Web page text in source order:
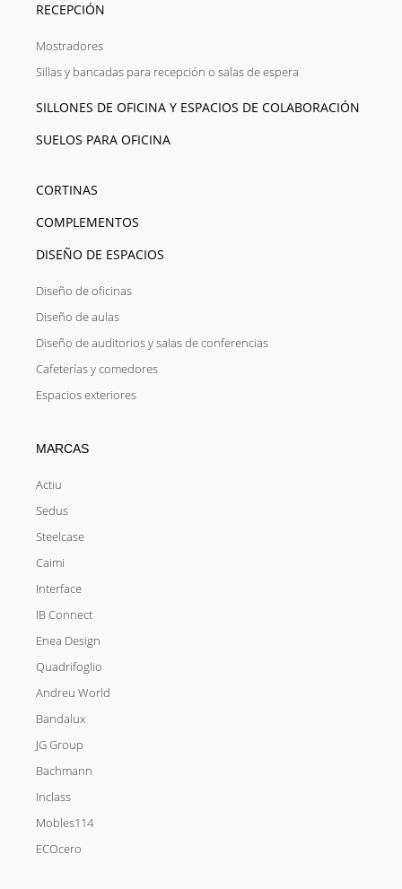
RECEPCIÓN
Mostradores
Sillas y bancadas para recepción o salas de espera
SILLONES DE OFICINA Y ESPACIOS DE COLABORACIÓN
SUELOS PARA OFICINA
CORTINAS
COMPLEMENTOS
DISEÑO DE ESPACIOS
Diseño de oficinas
Diseño de aulas
Diseño de auditorios y salas de conferencias
Cafeterías y comedores
Espacios exteriores
MARCAS
Actiu
Sedus
Steelcase
Caimi
Interface
IB Connect
Enea Design
Quadrifoglio
Andreu World
Bandalux
JG Group
Bachmann
Inclass
Mobles114
ECOcero